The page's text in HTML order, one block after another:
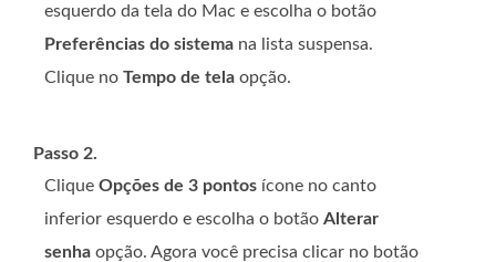
esquerdo da tela do Mac e escolha o botão
Preferências do sistema na lista suspensa.
Clique no Tempo de tela opção.
Passo 2.
Clique Opções de 3 pontos ícone no canto
inferior esquerdo e escolha o botão Alterar
senha opção. Agora você precisa clicar no botão